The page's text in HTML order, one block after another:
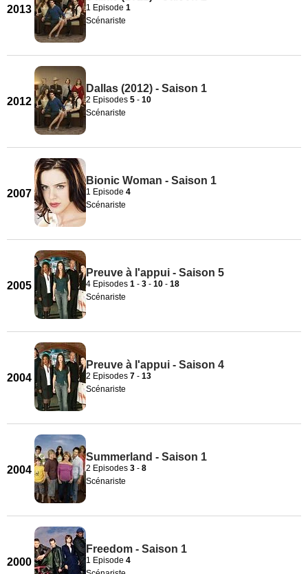
2013 1 Episode 1
Scénariste
2012
Dallas (2012) - Saison 1
2 Episodes 5 - 10
Scénariste
2007
Bionic Woman - Saison 1
1 Episode 4
Scénariste
2005
Preuve à l'appui - Saison 5
4 Episodes 1 - 3 - 10 - 18
Scénariste
2004
Preuve à l'appui - Saison 4
2 Episodes 7 - 13
Scénariste
2004
Summerland - Saison 1
2 Episodes 3 - 8
Scénariste
2000
Freedom - Saison 1
1 Episode 4